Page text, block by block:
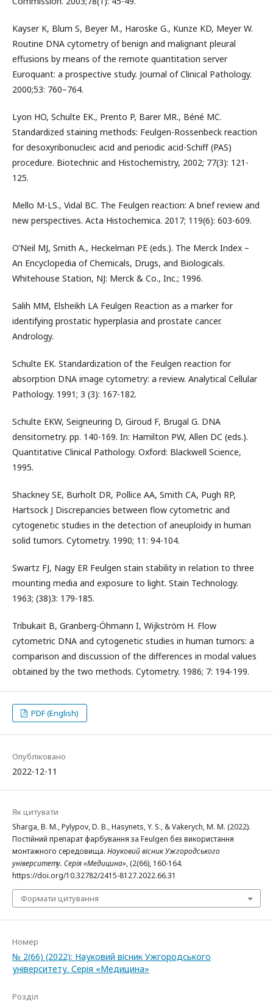
Kayser K, Blum S, Beyer M., Haroske G., Kunze KD, Meyer W.
Routine DNA cytometry of benign and malignant pleural
effusions by means of the remote quantitation server
Euroquant: a prospective study. Journal of Clinical Pathology.
2000;53: 760–764.
Lyon HO, Schulte EK., Prento P, Barer MR., Béné MC.
Standardized staining methods: Feulgen-Rossenbeck reaction
for desoxyribonucleic acid and periodic acid-Schiff (PAS)
procedure. Biotechnic and Histochemistry, 2002; 77(3): 121-
125.
Mello M-LS., Vidal BC. The Feulgen reaction: A brief review and
new perspectives. Acta Histochemica. 2017; 119(6): 603-609.
O’Neil MJ, Smith A., Heckelman PE (eds.). The Merck Index –
An Encyclopedia of Chemicals, Drugs, and Biologicals.
Whitehouse Station, NJ: Merck & Co., Inc.; 1996.
Salih MM, Elsheikh LA Feulgen Reaction as a marker for
identifying prostatic hyperplasia and prostate cancer.
Andrology.
Schulte EK. Standardization of the Feulgen reaction for
absorption DNA image cytometry: a review. Analytical Cellular
Pathology. 1991; 3 (3): 167-182.
Schulte EKW, Seigneuring D, Giroud F, Brugal G. DNA
densitometry. pp. 140-169. In: Hamilton PW, Allen DC (eds.).
Quantitative Clinical Pathology. Oxford: Blackwell Science,
1995.
Shackney SE, Burholt DR, Pollice AA, Smith CA, Pugh RP,
Hartsock J Discrepancies between flow cytometric and
cytogenetic studies in the detection of aneuploidy in human
solid tumors. Cytometry. 1990; 11: 94-104.
Swartz FJ, Nagy ER Feulgen stain stability in relation to three
mounting media and exposure to light. Stain Technology.
1963; (38)3: 179-185.
Tribukait B, Granberg-Öhmann I, Wijkström H. Flow
cytometric DNA and cytogenetic studies in human tumors: a
comparison and discussion of the differences in modal values
obtained by the two methods. Cytometry. 1986; 7: 194-199.
PDF (English)
Опубліковано
2022-12-11
Як цитувати
Sharga, B. M., Pylypov, D. B., Hasynets, Y. S., & Vakerych, M. M. (2022).
Постійний препарат фарбування за Feulgen без використання
монтажного середовища. Науковий вісник Ужгородського
університету. Серія «Медицина», (2(66), 160-164.
https://doi.org/10.32782/2415-8127.2022.66.31
Формати цитування
Номер
№ 2(66) (2022): Науковий вісник Ужгородського
університету. Серія «Медицина»
Розділ